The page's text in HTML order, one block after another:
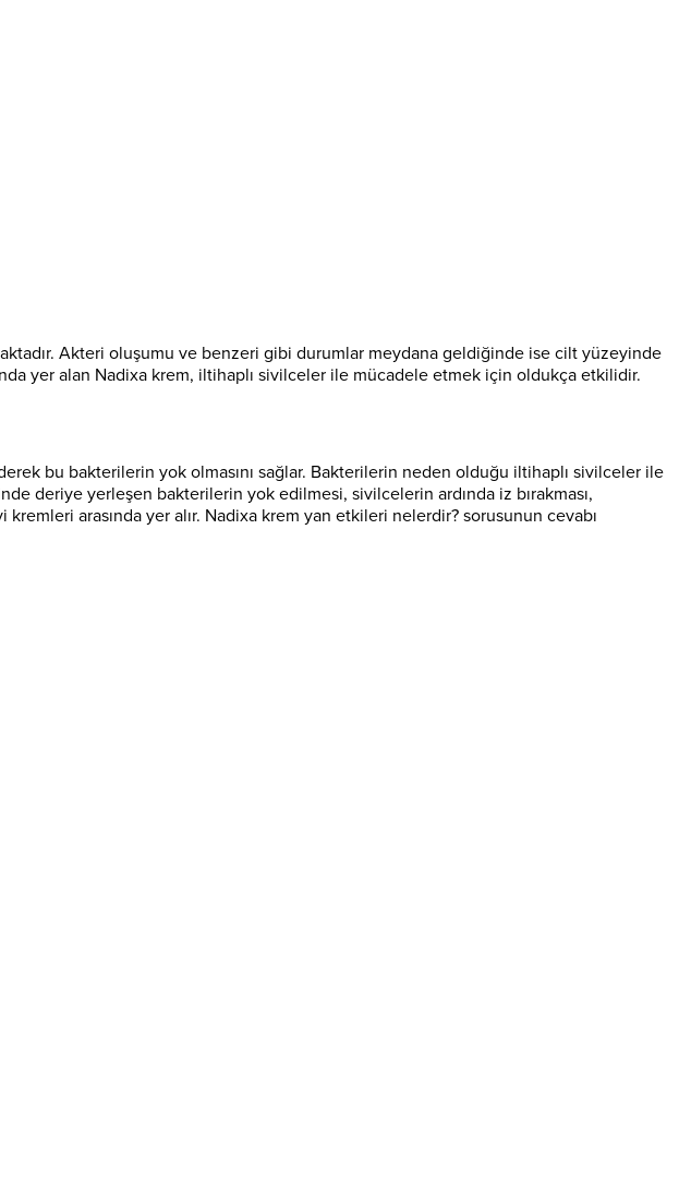
Akteri oluşumu ve benzeri gibi durumlar meydana geldiğinde ise cilt yüzeyinde
yer alan Nadixa krem, iltihaplı sivilceler ile mücadele etmek için oldukça etkilidir.
bu bakterilerin yok olmasını sağlar. Bakterilerin neden olduğu iltihaplı sivilceler ile
deriye yerleşen bakterilerin yok edilmesi, sivilcelerin ardında iz bırakması,
arasında yer alır. Nadixa krem yan etkileri nelerdir? sorusunun cevabı